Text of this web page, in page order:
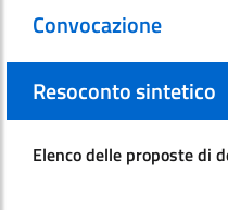
Convocazione
Resoconto sintetico
Elenco delle proposte di